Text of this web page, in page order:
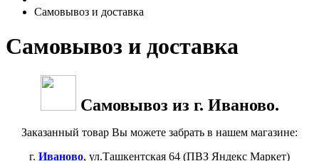
Самовывоз и доставка
Самовывоз и доставка
Самовывоз из г. Иваново.
Заказанный товар Вы можете забрать в нашем магазине:
г. Иваново, ул.Ташкентская 64 (ПВЗ Яндекс Маркет)